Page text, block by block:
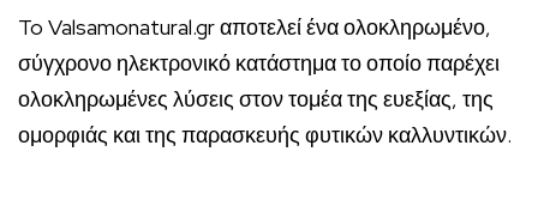
To Valsamonatural.gr αποτελεί ένα ολοκληρωμένο,
σύγχρονο ηλεκτρονικό κατάστημα το οποίο παρέχει
ολοκληρωμένες λύσεις στον τομέα της ευεξίας, της
ομορφιάς και της παρασκευής φυτικών καλλυντικών.